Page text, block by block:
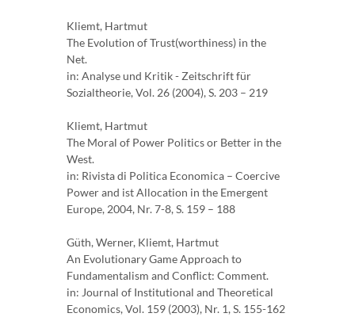
Kliemt, Hartmut
The Evolution of Trust(worthiness) in the
Net.
in: Analyse und Kritik - Zeitschrift für
Sozialtheorie, Vol. 26 (2004), S. 203 – 219
Kliemt, Hartmut
The Moral of Power Politics or Better in the
West.
in: Rivista di Politica Economica – Coercive
Power and ist Allocation in the Emergent
Europe, 2004, Nr. 7-8, S. 159 – 188
Güth, Werner, Kliemt, Hartmut
An Evolutionary Game Approach to
Fundamentalism and Conflict: Comment.
in: Journal of Institutional and Theoretical
Economics, Vol. 159 (2003), Nr. 1, S. 155-162